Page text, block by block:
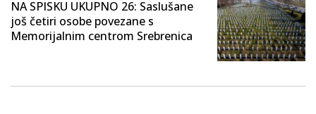
NA SPISKU UKUPNO 26: Saslušane
još četiri osobe povezane s
Memorijalnim centrom Srebrenica